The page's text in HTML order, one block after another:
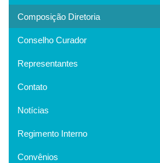
Composição Diretoria
Conselho Curador
Representantes
Contato
Notícias
Regimento Interno
Convênios